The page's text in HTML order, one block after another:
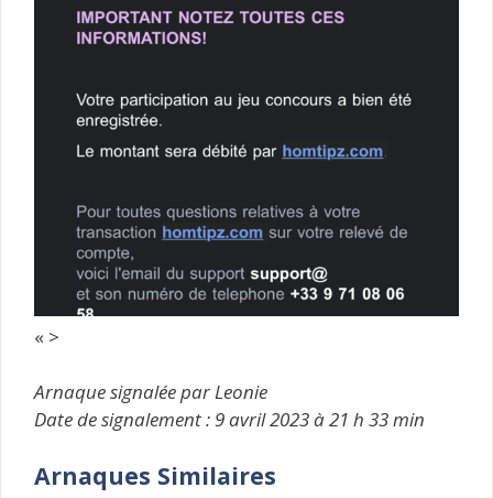
« >
Arnaque signalée par Leonie
Date de signalement : 9 avril 2023 à 21 h 33 min
Arnaques Similaires